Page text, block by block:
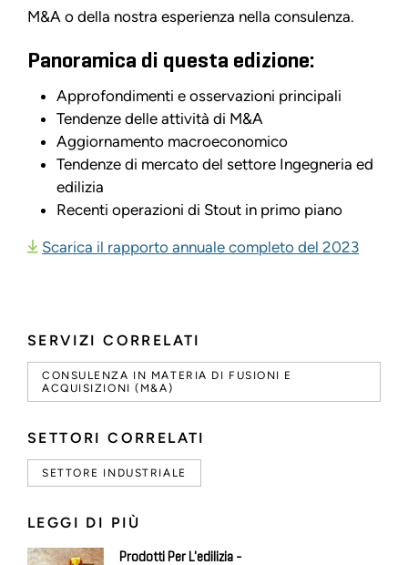
SERVIZI CORRELATI
CONSULENZA IN MATERIA DI FUSIONI E
ACQUISIZIONI (M&A)
SETTORI CORRELATI
SETTORE INDUSTRIALE
LEGGI DI PIÙ
Prodotti Per L'edilizia -
M&A o della nostra esperienza nella consulenza.
Panoramica di questa edizione:
Approfondimenti e osservazioni principali
Tendenze delle attività di M&A
Aggiornamento macroeconomico
Tendenze di mercato del settore Ingegneria ed
edilizia
Recenti operazioni di Stout in primo piano
Scarica il rapporto annuale completo del 2023